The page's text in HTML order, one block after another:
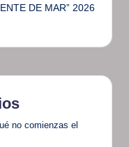
DE MAR” 2026
no comienzas el